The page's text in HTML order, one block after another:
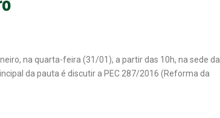
na quarta-feira (31/01), a partir das 10h, na sede da
da pauta é discutir a PEC 287/2016 (Reforma da